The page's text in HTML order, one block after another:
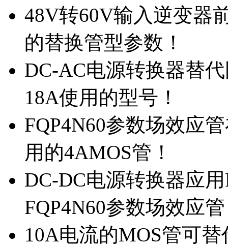
48V转60V输入逆变器
的替换管型参数！
DC-AC电源转换器替
18A使用的型号！
FQP4N60参数场效应
用的4AMOS管！
DC-DC电源转换器应
FQP4N60参数场效应
10A电流的MOS管可